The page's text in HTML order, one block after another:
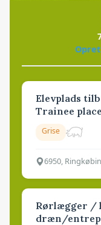
Elevplads
Trainee
Grise
6950,
Rørlægger /
dræn/